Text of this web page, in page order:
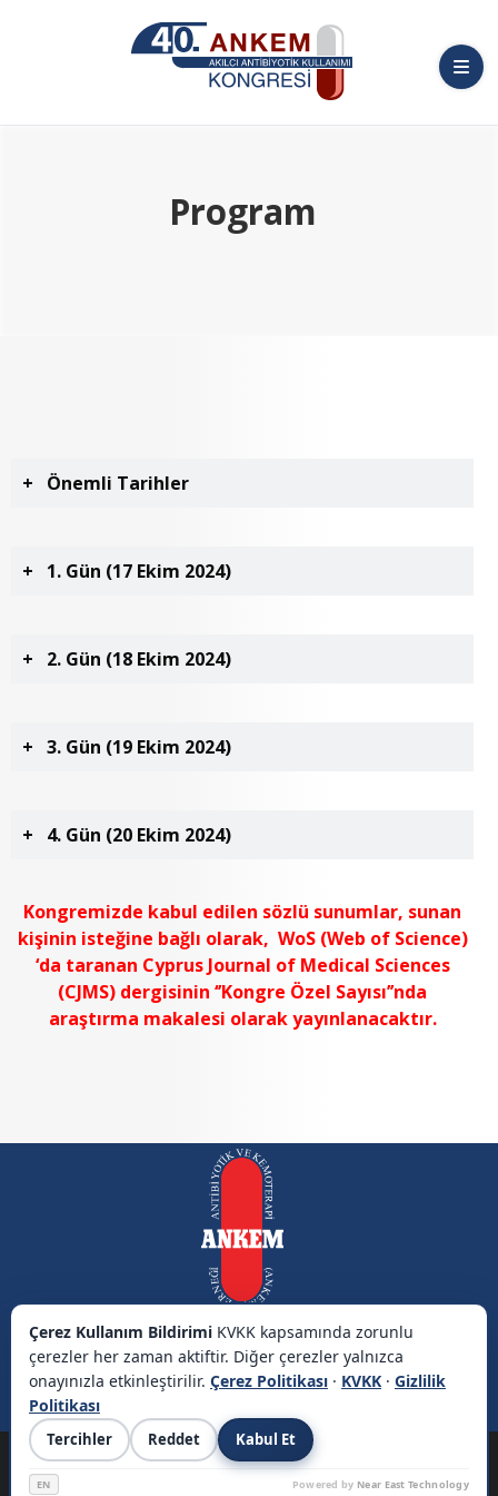
Program
Önemli Tarihler
1. Gün (17 Ekim 2024)
2. Gün (18 Ekim 2024)
3. Gün (19 Ekim 2024)
4. Gün (20 Ekim 2024)
Kongremizde kabul edilen sözlü sunumlar, sunan
kişinin isteğine bağlı olarak, WoS (Web of Science)
‘da taranan Cyprus Journal of Medical Sciences
(CJMS) dergisinin ‘’Kongre Özel Sayısı’’nda
araştırma makalesi olarak yayınlanacaktır.
Çerez Kullanım Bildirimi KVKK kapsamında zorunlu
çerezler her zaman aktiftir. Diğer çerezler yalnızca
onayınızla etkinleştirilir. Çerez Politikası · KVKK · Gizlilik
Politikası
Tercihler Reddet Kabul Et
EN Powered by Near East Technology